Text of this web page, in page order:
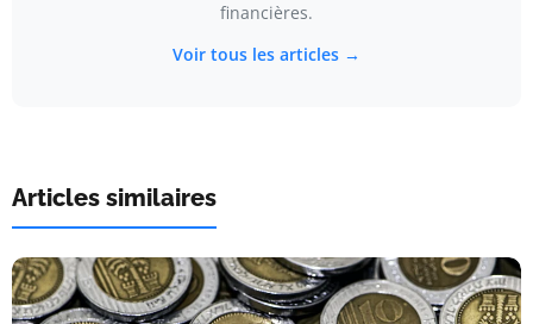
financières.
Voir tous les articles →
Articles similaires